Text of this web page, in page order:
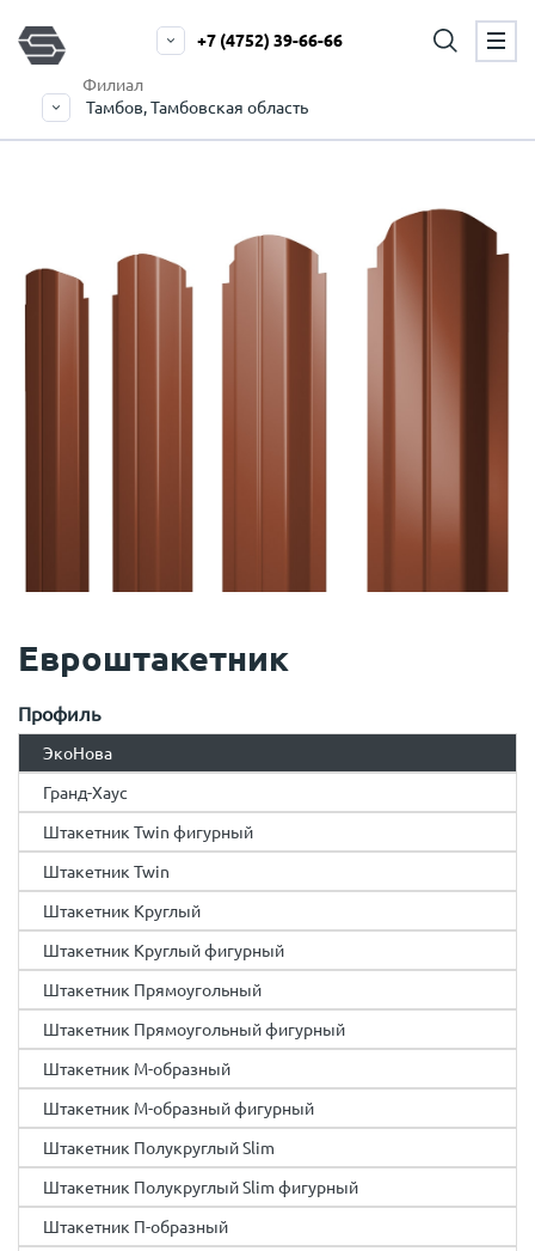
Филиал
Тамбов, Тамбовская область
+7 (4752) 39-66-66
Евроштакетник
Профиль
ЭкоНова
Гранд-Хаус
Штакетник Twin фигурный
Штакетник Twin
Штакетник Круглый
Штакетник Круглый фигурный
Штакетник Прямоугольный
Штакетник Прямоугольный фигурный
Штакетник М-образный
Штакетник М-образный фигурный
Штакетник Полукруглый Slim
Штакетник Полукруглый Slim фигурный
Штакетник П-образный